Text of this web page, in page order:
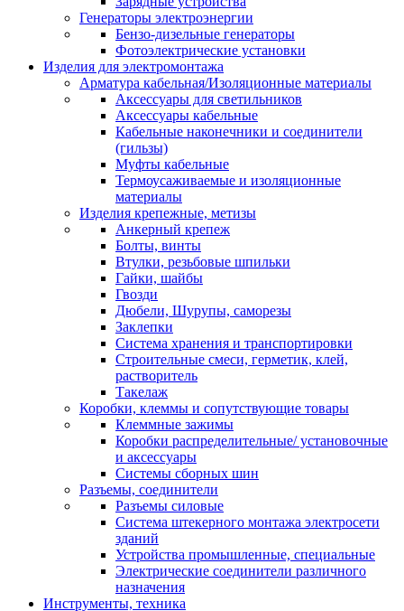
Генераторы электроэнергии
Бензо-дизельные генераторы
Фотоэлектрические установки
Изделия для электромонтажа
Арматура кабельная/Изоляционные материалы
Аксессуары для светильников
Аксессуары кабельные
Кабельные наконечники и соединители
(гильзы)
Муфты кабельные
Термоусаживаемые и изоляционные
материалы
Изделия крепежные, метизы
Анкерный крепеж
Болты, винты
Втулки, резьбовые шпильки
Гайки, шайбы
Гвозди
Дюбели, Шурупы, саморезы
Заклепки
Система хранения и транспортировки
Строительные смеси, герметик, клей,
растворитель
Такелаж
Коробки, клеммы и сопутствующие товары
Клеммные зажимы
Коробки распределительные/ установочные
и аксессуары
Системы сборных шин
Разъемы, соединители
Разъемы силовые
Система штекерного монтажа электросети
зданий
Устройства промышленные, специальные
Электрические соединители различного
назначения
Инструменты, техника